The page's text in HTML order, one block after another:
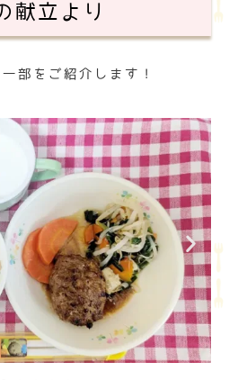
献立より
部をご紹介します！